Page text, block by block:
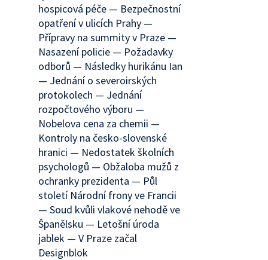
hospicová péče — Bezpečnostní
opatření v ulicích Prahy —
Přípravy na summity v Praze —
Nasazení policie — Požadavky
odborů — Následky hurikánu Ian
— Jednání o severoirských
protokolech — Jednání
rozpočtového výboru —
Nobelova cena za chemii —
Kontroly na česko-slovenské
hranici — Nedostatek školních
psychologů — Obžaloba mužů z
ochranky prezidenta — Půl
století Národní frony ve Francii
— Soud kvůli vlakové nehodě ve
Španělsku — Letošní úroda
jablek — V Praze začal
Designblok